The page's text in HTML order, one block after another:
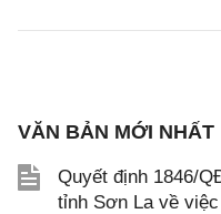
VĂN BẢN MỚI NHẤT
Quyết định 1846/
tỉnh Sơn La về